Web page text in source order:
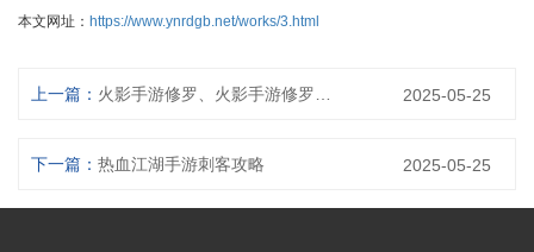
本文网址： https://www.ynrdgb.net/works/3.html
上一篇： 2025-05-25
下一篇： 热血江湖手游刺客攻略 2025-05-25